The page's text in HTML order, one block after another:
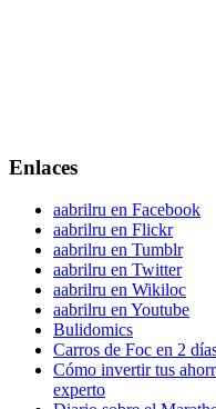
Enlaces
aabrilru en Facebook
aabrilru en Flickr
aabrilru en Tumblr
aabrilru en Twitter
aabrilru en Wikiloc
aabrilru en Youtube
Bulidomics
Carros de Foc en 2
Cómo invertir tus
experto